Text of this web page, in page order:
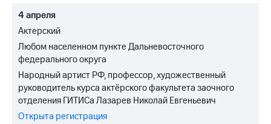
4 апреля
Актерский
Любом населенном пункте Дальневосточного
федерального округа
Народный артист РФ, профессор, художественный
руководитель курса актёрского факультета заочного
отделения ГИТИСа Лазарев Николай Евгеньевич
Открыта регистрация